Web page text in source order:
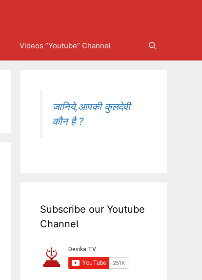
Videos ”Youtube” Channel
जानिये,आपकी कुलदेवी
कौन है ?
Subscribe our Youtube
Channel